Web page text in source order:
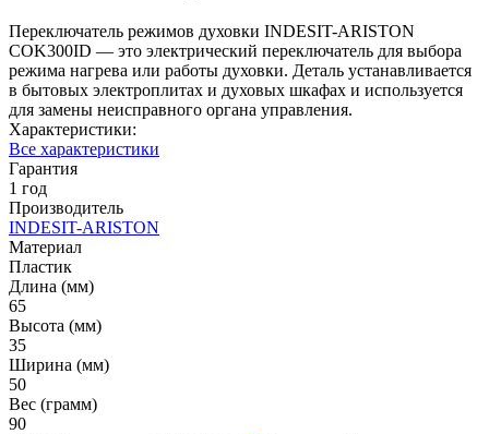
Переключатель режимов духовки INDESIT-ARISTON
COK300ID — это электрический переключатель для выбора
режима нагрева или работы духовки. Деталь устанавливается
в бытовых электроплитах и духовых шкафах и используется
для замены неисправного органа управления.
Характеристики:
Все характеристики
Гарантия
1 год
Производитель
INDESIT-ARISTON
Материал
Пластик
Длина (мм)
65
Высота (мм)
35
Ширина (мм)
50
Вес (грамм)
90